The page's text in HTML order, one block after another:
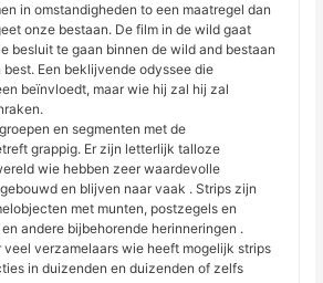
in omstandigheden to een maatregel dan
onze bestaan. De film in de wild gaat
besluit te gaan binnen de wild and bestaan
best. Een beklijvende odyssee die
beïnvloedt, maar wie hij zal hij zal
en segmenten met de
grappig. Er zijn letterlijk talloze
wie hebben zeer waardevolle
en blijven naar vaak . Strips zijn
met munten, postzegels en
andere bijbehorende herinneringen .
verzamelaars wie heeft mogelijk strips
in duizenden en duizenden of zelfs